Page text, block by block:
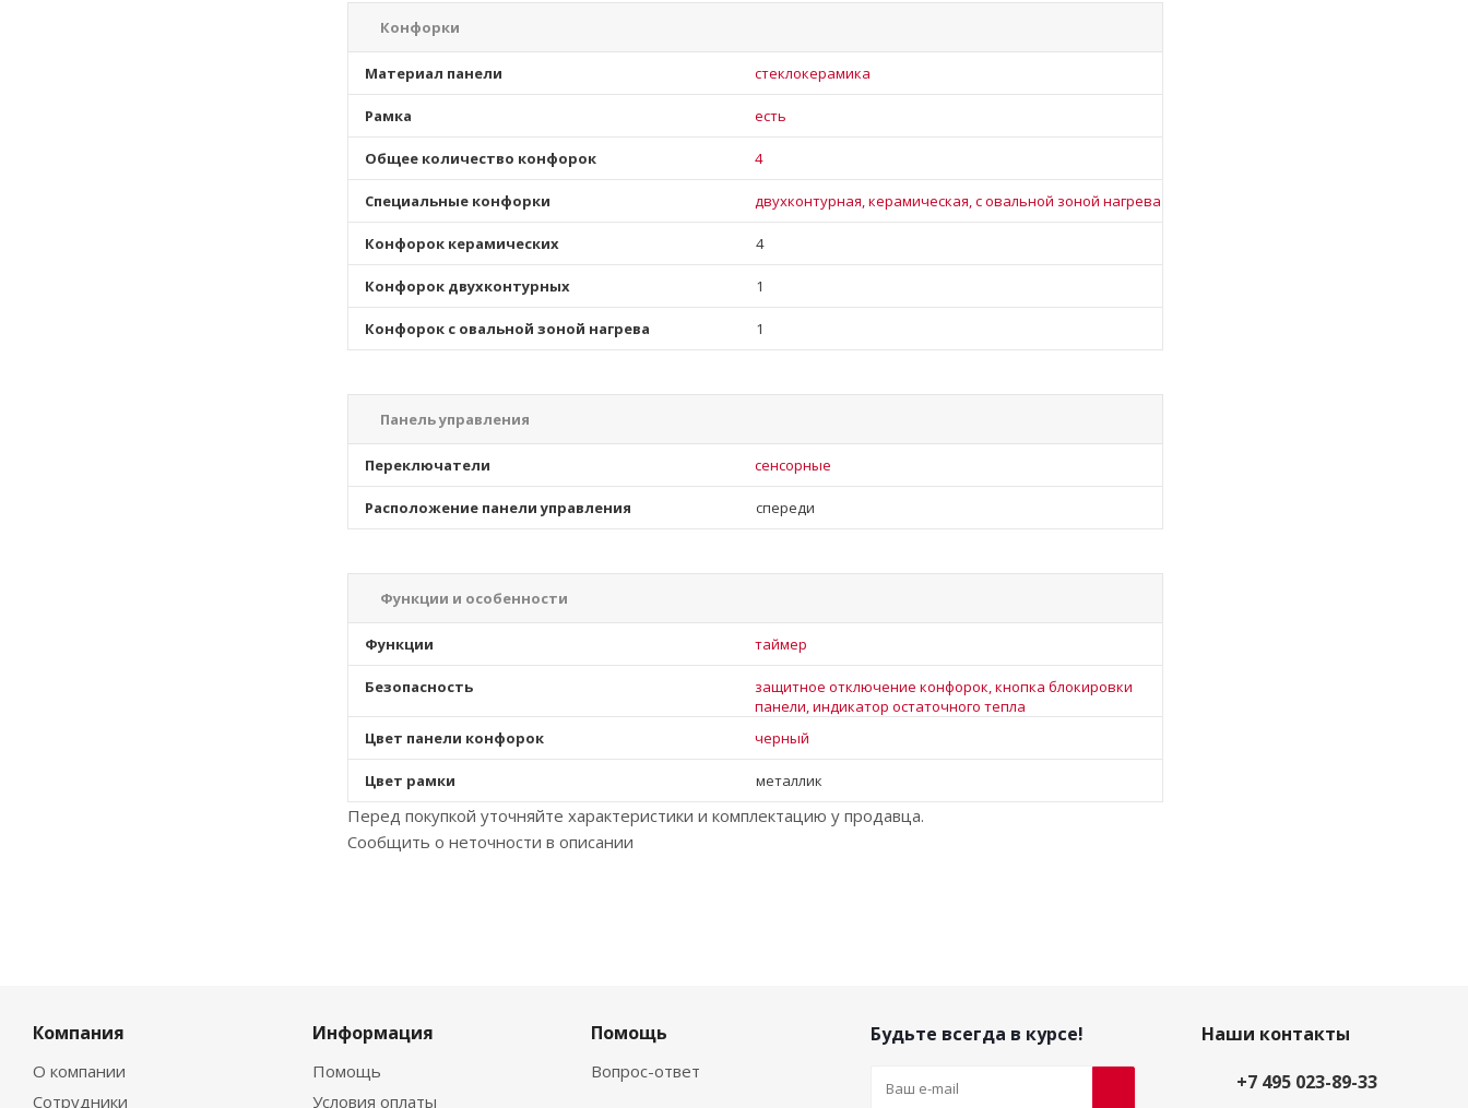
Конфорки
Материал панели стеклокерамика
Рамка есть
Общее количество конфорок 4
Специальные конфорки двухконтурная, керамическая, с овальной зоной нагрева
Конфорок керамических 4
Конфорок двухконтурных 1
Конфорок с овальной зоной нагрева 1
Панель управления
Переключатели сенсорные
Расположение панели управления спереди
Функции и особенности
Функции таймер
Безопасность
защитное отключение конфорок, кнопка блокировки
панели, индикатор остаточного тепла
Цвет панели конфорок
черный
Цвет рамки металлик
Перед покупкой уточняйте характеристики и комплектацию у продавца.
Сообщить о неточности в описании
Компания
О компании
Сотрудники
Информация
Помощь
Условия оплаты
Помощь
Вопрос-ответ
Будьте всегда в курсе!
Наши контакты
+7 495 023-89-33